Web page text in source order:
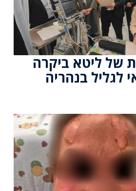
של ליטא ביקרה
לגליל בנהריה